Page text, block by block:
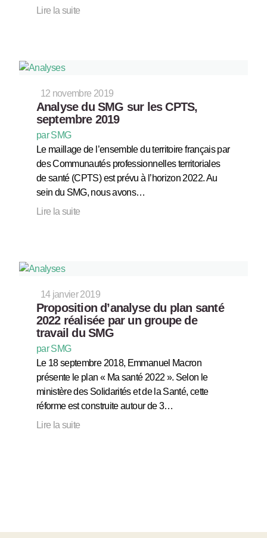
Lire la suite
12 novembre 2019
Analyse du SMG sur les CPTS,
septembre 2019
par SMG
Le maillage de l’ensemble du territoire français par
des Communautés professionnelles territoriales
de santé (CPTS) est prévu à l’horizon 2022. Au
sein du SMG, nous avons…
Lire la suite
14 janvier 2019
Proposition d’analyse du plan santé
2022 réalisée par un groupe de
travail du SMG
par SMG
Le 18 septembre 2018, Emmanuel Macron
présente le plan « Ma santé 2022 ». Selon le
ministère des Solidarités et de la Santé, cette
réforme est construite autour de 3…
Lire la suite